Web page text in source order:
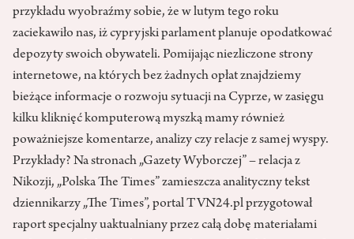
przykładu wyobraźmy sobie, że w lutym tego roku
zaciekawiło nas, iż cypryjski parlament planuje opodatkować
depozyty swoich obywateli. Pomijając niezliczone strony
internetowe, na których bez żadnych opłat znajdziemy
bieżące informacje o rozwoju sytuacji na Cyprze, w zasięgu
kilku kliknięć komputerową myszką mamy również
poważniejsze komentarze, analizy czy relacje z samej wyspy.
Przykłady? Na stronach „Gazety Wyborczej” – relacja z
Nikozji, „Polska The Times” zamieszcza analityczny tekst
dziennikarzy „The Times”, portal TVN24.pl przygotował
raport specjalny uaktualniany przez całą dobę materiałami